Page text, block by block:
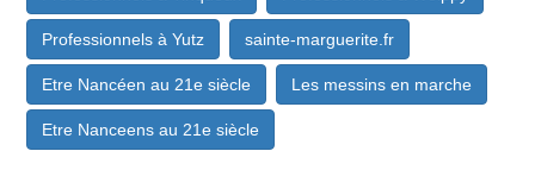
Professionnels à Yutz sainte-marguerite.fr
Etre Nancéen au 21e siècle Les messins en marche
Etre Nanceens au 21e siècle